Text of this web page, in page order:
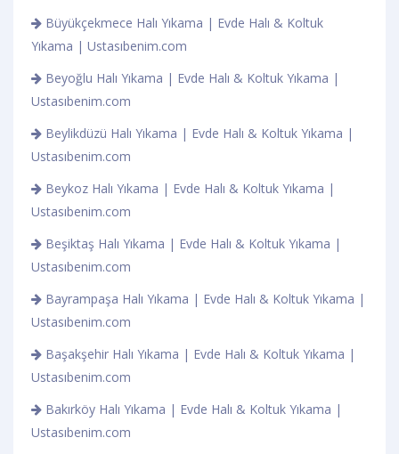
Büyükçekmece Halı Yıkama | Evde Halı & Koltuk
Yıkama | Ustasıbenim.com
Beyoğlu Halı Yıkama | Evde Halı & Koltuk Yıkama |
Ustasıbenim.com
Beylikdüzü Halı Yıkama | Evde Halı & Koltuk Yıkama |
Ustasıbenim.com
Beykoz Halı Yıkama | Evde Halı & Koltuk Yıkama |
Ustasıbenim.com
Beşiktaş Halı Yıkama | Evde Halı & Koltuk Yıkama |
Ustasıbenim.com
Bayrampaşa Halı Yıkama | Evde Halı & Koltuk Yıkama |
Ustasıbenim.com
Başakşehir Halı Yıkama | Evde Halı & Koltuk Yıkama |
Ustasıbenim.com
Bakırköy Halı Yıkama | Evde Halı & Koltuk Yıkama |
Ustasıbenim.com